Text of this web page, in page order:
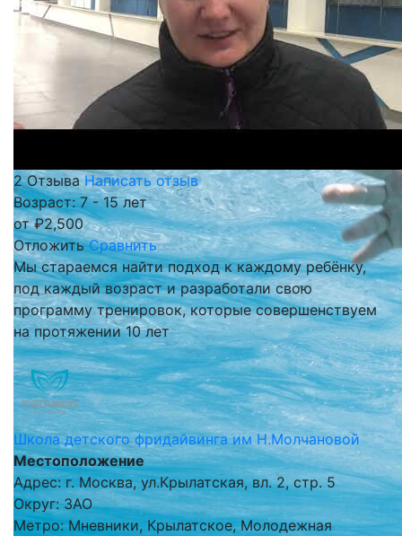
2 Отзыва Написать отзыв
Возраст: 7 - 15 лет
от₽2,500
Отложить Сравнить
Мы стараемся найти подход к каждому ребёнку,
под каждый возраст и разработали свою
программу тренировок, которые совершенствуем
на протяжении 10 лет
Школа детского фридайвинга им Н.Молчановой
Местоположение
Адрес: г. Москва, ул.Крылатская, вл. 2, стр. 5
Округ: ЗАО
Метро: Мневники, Крылатское, Молодежная